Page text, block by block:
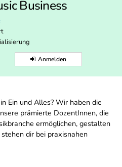
Business
Anmelden
Ein und Alles? Wir haben die
prämierte DozentInnen, die
ermöglichen, gestalten
dir bei praxisnahen